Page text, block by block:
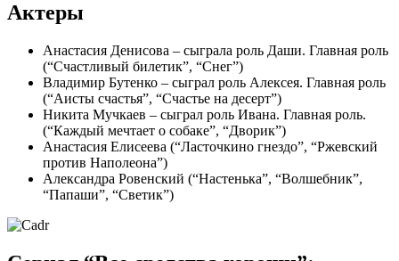
Актеры
Анастасия Денисова – сыграла роль Даши. Главная роль
(“Счастливый билетик”, “Снег”)
Владимир Бутенко – сыграл роль Алексея. Главная роль
(“Аисты счастья”, “Счастье на десерт”)
Никита Мучкаев – сыграл роль Ивана. Главная роль.
(“Каждый мечтает о собаке”, “Дворик”)
Анастасия Елисеева (“Ласточкино гнездо”, “Ржевский
против Наполеона”)
Александра Ровенский (“Настенька”, “Волшебник”,
“Папаши”, “Светик”)